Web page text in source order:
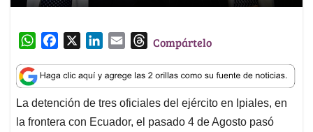
W
a
t
s
A
c
e
b
o
n
k
e
d
a
i
l
T
r
e
a
d
Compártelo
La detención de tres oficiales del ejército en Ipiales, en
la frontera con Ecuador, el pasado 4 de Agosto pasó